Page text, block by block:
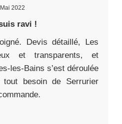
Mai 2022
ravi !
Devis détaillé, Les
et transparents, et
les-Bains s’est déroulée
besoin de Serrurier